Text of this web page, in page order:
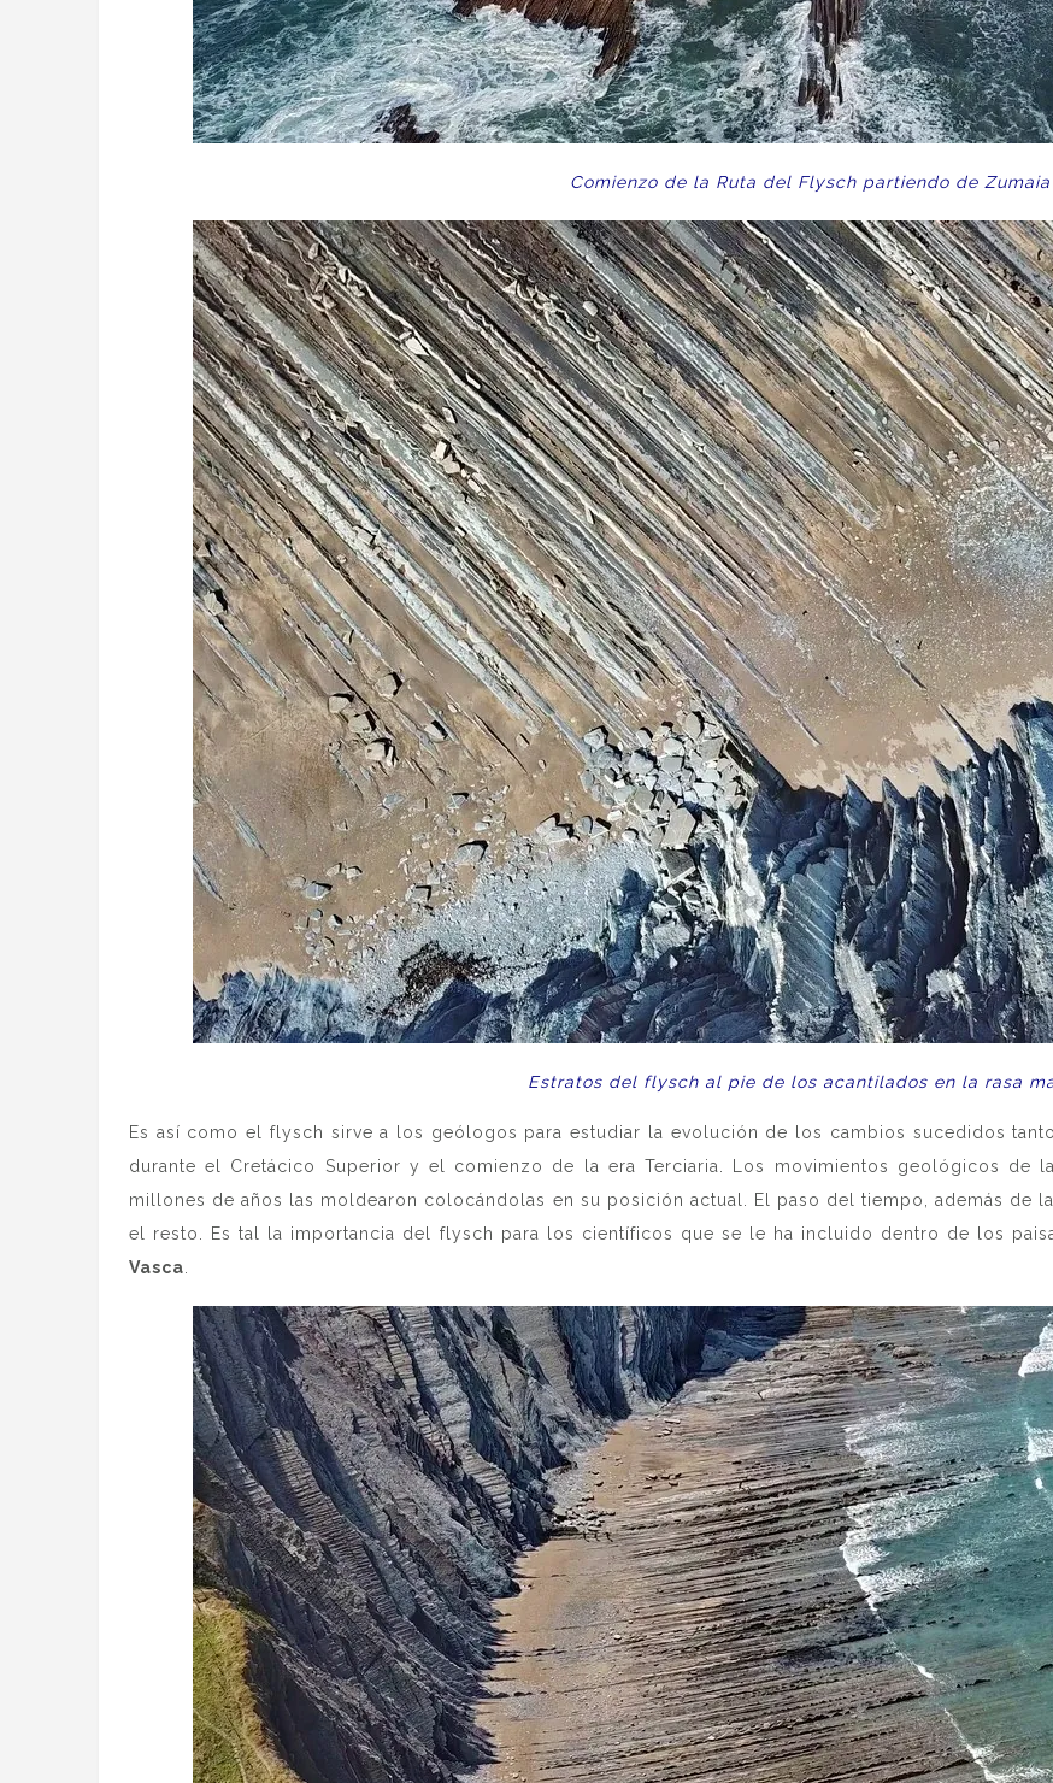
Comienzo de la Ruta del Flysch partiendo de Zumaia
Estratos del flysch al pie de los acantilados en la rasa
Es así como el flysch sirve a los geólogos para estudiar la evolución de los cambios sucedidos
durante el Cretácico Superior y el comienzo de la era Terciaria. Los movimientos geológicos
millones de años las moldearon colocándolas en su posición actual. El paso del tiempo, además de
el resto. Es tal la importancia del flysch para los científicos que se le ha incluido dentro de los
Vasca